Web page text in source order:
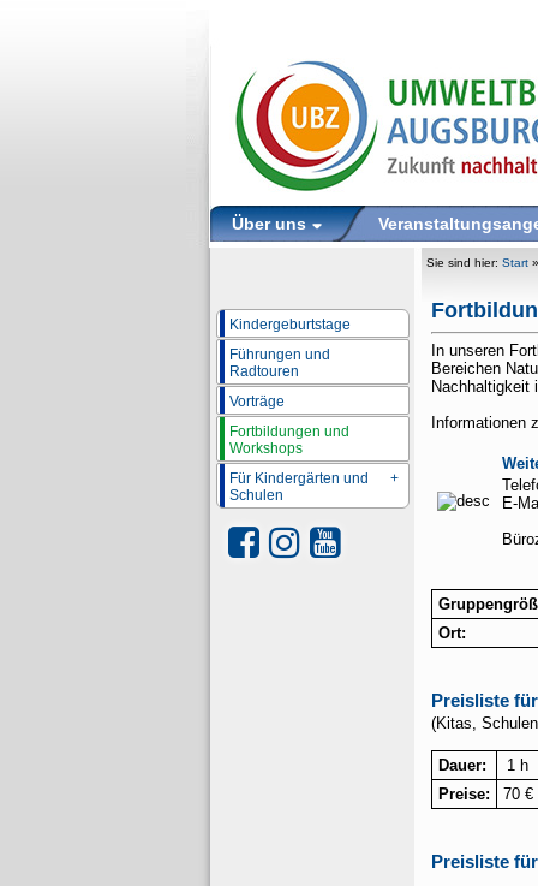
Über uns
Kindergeburtstage
Führungen und
Radtouren
Vorträge
Fortbildungen und
Workshops
+
Für Kindergärten und
Schulen
Sie sind hier: Start
In unseren
Bereichen
Nachhaltigkeit
Informationen
E-
Ort:
Preisliste
(Kitas,
Dauer:
1 h
Preise:
70 €
Preisliste